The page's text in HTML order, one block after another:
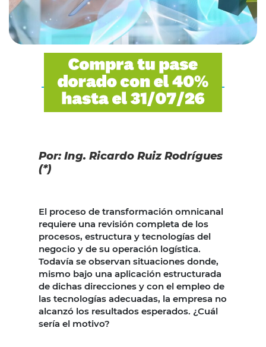
Por: Ing. Ricardo Ruiz Rodrígues
(*)
El proceso de transformación omnicanal
requiere una revisión completa de los
procesos, estructura y tecnologías del
negocio y de su operación logística.
Todavía se observan situaciones donde,
mismo bajo una aplicación estructurada
de dichas direcciones y con el empleo de
las tecnologías adecuadas, la empresa no
alcanzó los resultados esperados. ¿Cuál
sería el motivo?